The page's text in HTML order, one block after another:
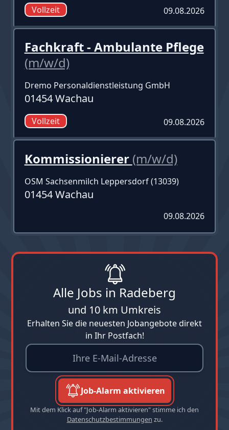
Vollzeit 09.08.2026
Fachkraft - Ambulante Pflege
(m/w/d)
Dremo Personaldienstleistung GmbH
01454 Wachau
Vollzeit 09.08.2026
Kommissionierer (m/w/d)
OSM Sachsenmilch Leppersdorf (13039)
01454 Wachau
09.08.2026
Alle Jobs in Radeberg
und 10 km Umkreis
Erhalten Sie die neuesten Jobangebote direkt
in Ihr Postfach!
Job-Alarm aktivieren
Mit dem Klick auf "Job-Alarm aktivieren" stimme ich den
Datenschutzbestimmungen zu.